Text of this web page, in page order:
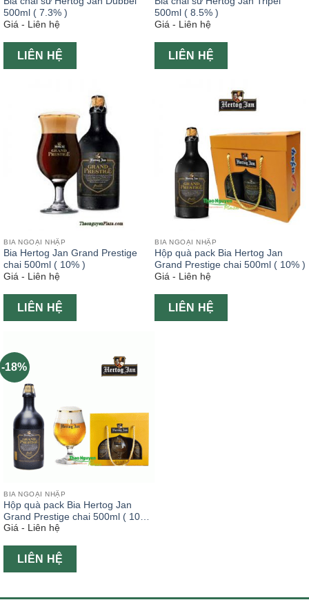
500ml ( 7.3% )
Giá - Liên hệ
LIÊN HỆ
500ml ( 8.5% )
Giá - Liên hệ
LIÊN HỆ
BIA NGOẠI NHẬP
Bia Hertog Jan Grand Prestige
chai 500ml ( 10% )
Giá - Liên hệ
LIÊN HỆ
BIA NGOẠI NHẬP
Hộp quà pack Bia Hertog Jan
Grand Prestige chai 500ml ( 10% )
Giá - Liên hệ
LIÊN HỆ
-18%
BIA NGOẠI NHẬP
Hộp quà pack Bia Hertog Jan
Grand Prestige chai 500ml ( 10% )
bao gồm ly cao cấp
Giá - Liên hệ
LIÊN HỆ